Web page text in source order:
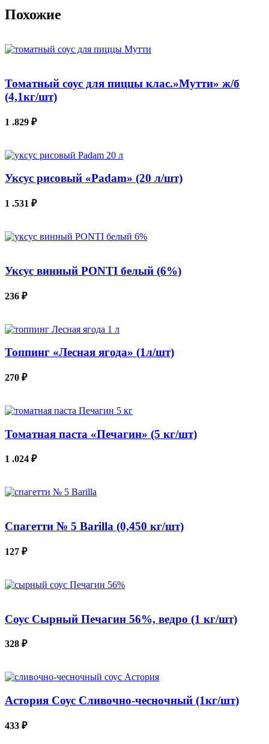
Похожие
Томатный соус для пиццы клас.»Мутти» ж/б
(4,1кг/шт)
1 .829 ₽
Уксус рисовый «Padam» (20 л/шт)
1 .531 ₽
Уксус винный PONTI белый (6%)
236 ₽
Топпинг «Лесная ягода» (1л/шт)
270 ₽
Томатная паста «Печагин» (5 кг/шт)
1 .024 ₽
Спагетти № 5 Barilla (0,450 кг/шт)
127 ₽
Соус Сырный Печагин 56%, ведро (1 кг/шт)
328 ₽
Астория Соус Сливочно-чесночный (1кг/шт)
433 ₽